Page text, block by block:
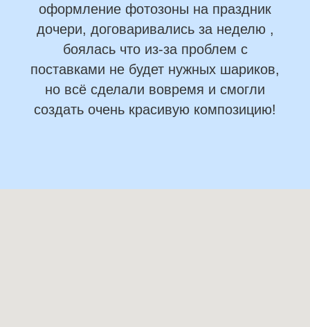
оформление фотозоны на праздник
дочери, договаривались за неделю ,
боялась что из-за проблем с
поставками не будет нужных шариков,
но всё сделали вовремя и смогли
создать очень красивую композицию!